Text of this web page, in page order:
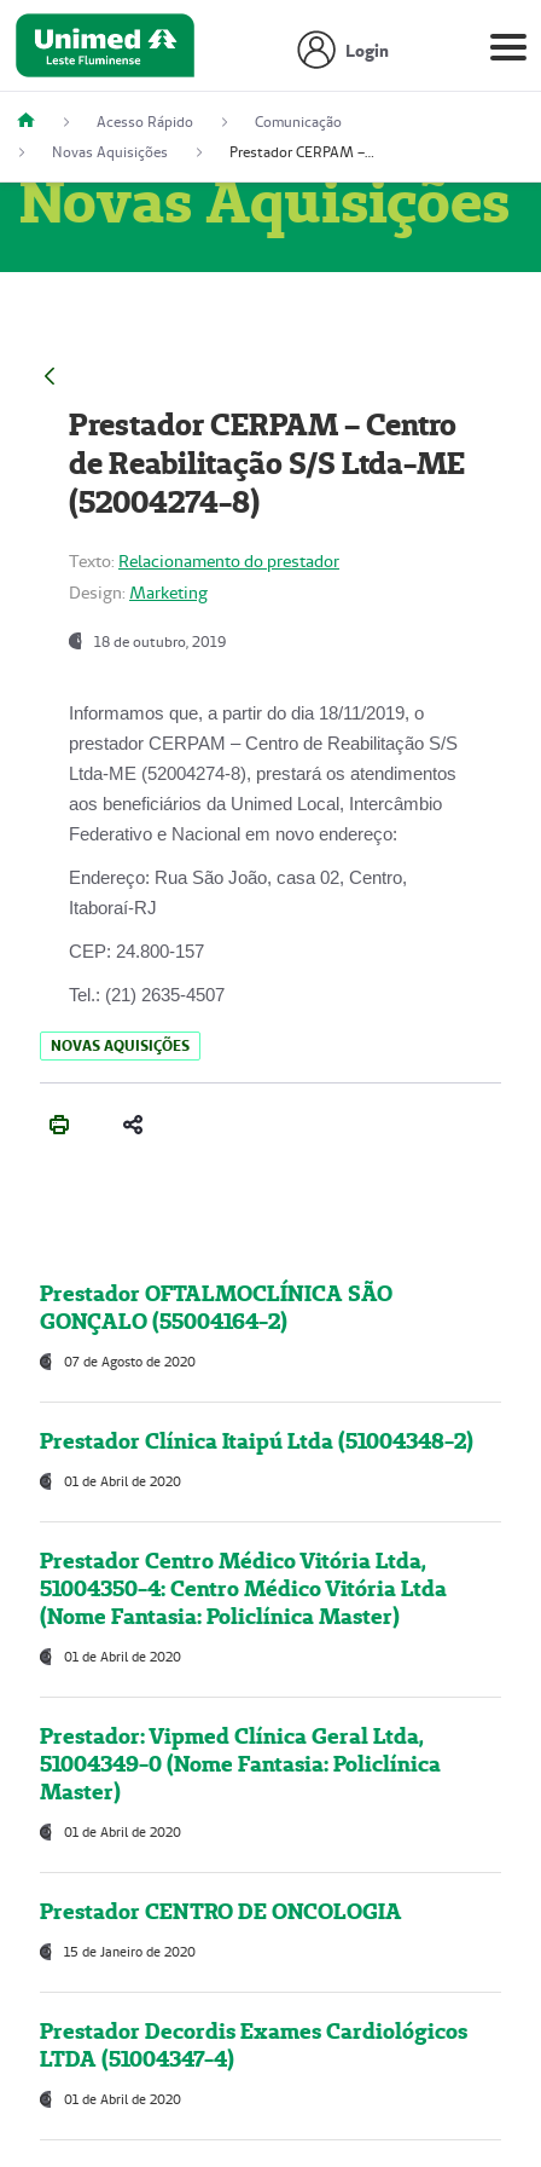
Login
Acesso Rápido
Comunicação
Novas Aquisições
Prestador CERPAM – Centro de Reabilitação S/S Ltda-ME (52004274-8)
Novas Aquisições
Prestador CERPAM – Centro
de Reabilitação S/S Ltda-ME
(52004274-8)
Texto: Relacionamento do prestador
Design: Marketing
18 de outubro, 2019
Informamos que, a partir do dia 18/11/2019, o
prestador CERPAM – Centro de Reabilitação S/S
Ltda-ME (52004274-8), prestará os atendimentos
aos beneficiários da Unimed Local, Intercâmbio
Federativo e Nacional em novo endereço:
Endereço: Rua São João, casa 02, Centro,
Itaboraí-RJ
CEP: 24.800-157
Tel.: (21) 2635-4507
NOVAS AQUISIÇÕES
Prestador OFTALMOCLÍNICA SÃO
GONÇALO (55004164-2)
07 de Agosto de 2020
Prestador Clínica Itaipú Ltda (51004348-2)
01 de Abril de 2020
Prestador Centro Médico Vitória Ltda,
51004350-4: Centro Médico Vitória Ltda
(Nome Fantasia: Policlínica Master)
01 de Abril de 2020
Prestador: Vipmed Clínica Geral Ltda,
51004349-0 (Nome Fantasia: Policlínica
Master)
01 de Abril de 2020
Prestador CENTRO DE ONCOLOGIA
15 de Janeiro de 2020
Prestador Decordis Exames Cardiológicos
LTDA (51004347-4)
01 de Abril de 2020